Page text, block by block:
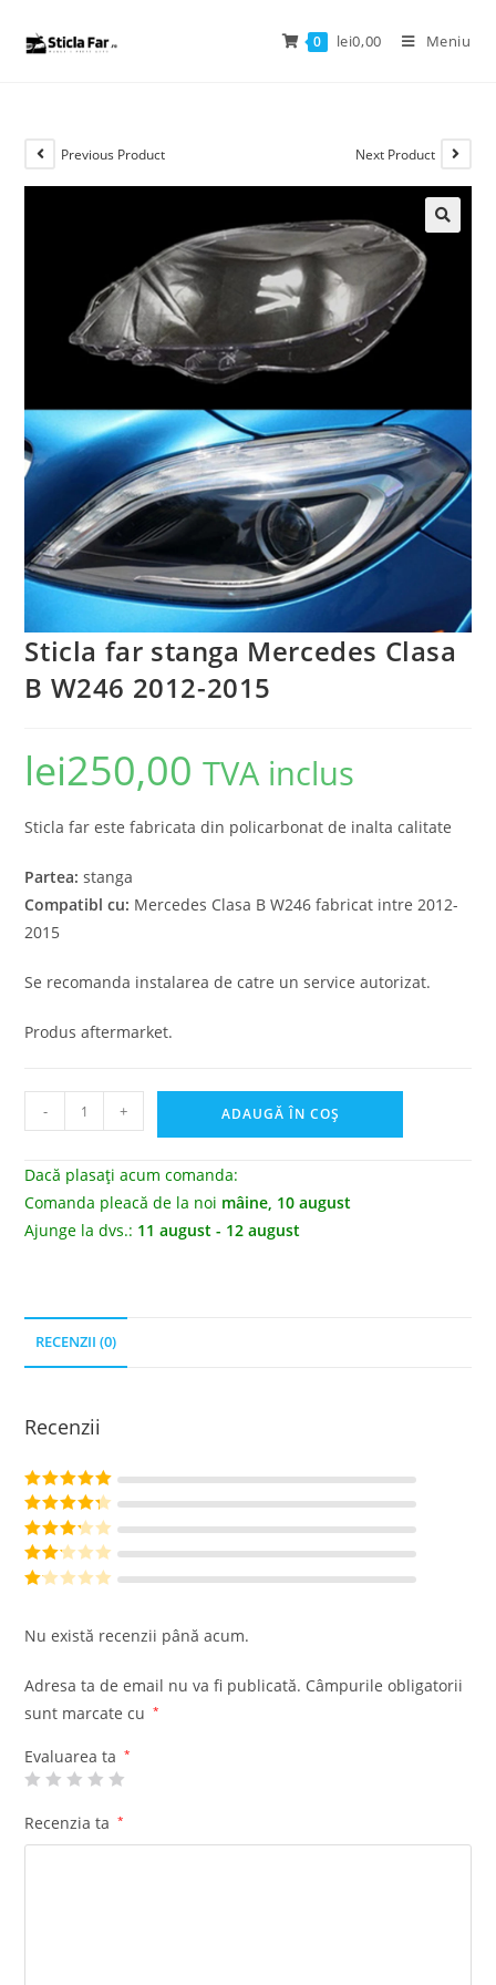
0 lei0,00 Meniu
Previous Product Next Product
Sticla far stanga Mercedes Clasa
B W246 2012-2015
lei250,00 TVA inclus
Sticla far este fabricata din policarbonat de inalta calitate
Partea: stanga
Compatibl cu: Mercedes Clasa B W246 fabricat intre 2012-
2015
Se recomanda instalarea de catre un service autorizat.
Produs aftermarket.
- + ADAUGĂ ÎN COȘ
Dacă plasați acum comanda:
Comanda pleacă de la noi mâine, 10 august
Ajunge la dvs.: 11 august - 12 august
RECENZII (0)
Recenzii
Evaluat la5
din 5
Evaluat la
4din 5
Evaluat
la3din
Evalu
1
n
Nu există recenzii până acum.
Adresa ta de email nu va fi publicată. Câmpurile obligatorii
sunt marcate cu
*
Evaluarea ta *
Recenzia ta *